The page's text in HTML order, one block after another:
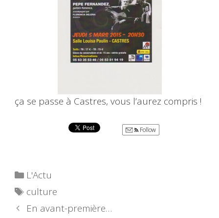
ça se passe à Castres, vous l’aurez compris !
Follow
Catégories
L'Actu
Étiquettes
culture
En avant-première…